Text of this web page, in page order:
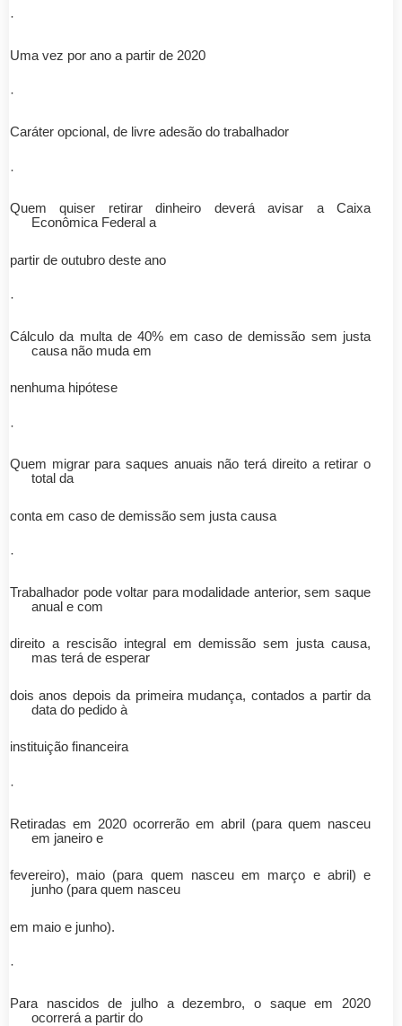
·
Uma vez por ano a partir de 2020
·
Caráter opcional, de livre adesão do trabalhador
·
Quem quiser retirar dinheiro deverá avisar a Caixa
Econômica Federal a
partir de outubro deste ano
·
Cálculo da multa de 40% em caso de demissão sem justa
causa não muda em
nenhuma hipótese
·
Quem migrar para saques anuais não terá direito a retirar o
total da
conta em caso de demissão sem justa causa
·
Trabalhador pode voltar para modalidade anterior, sem saque
anual e com
direito a rescisão integral em demissão sem justa causa,
mas terá de esperar
dois anos depois da primeira mudança, contados a partir da
data do pedido à
instituição financeira
·
Retiradas em 2020 ocorrerão em abril (para quem nasceu
em janeiro e
fevereiro), maio (para quem nasceu em março e abril) e
junho (para quem nasceu
em maio e junho).
·
Para nascidos de julho a dezembro, o saque em 2020
ocorrerá a partir do